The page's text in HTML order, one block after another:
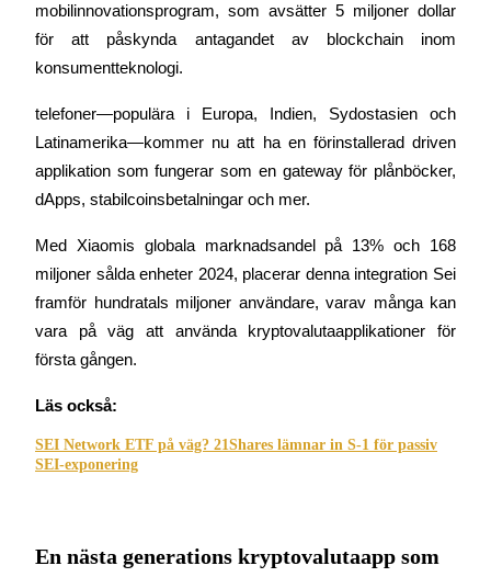
Kopiera Trading
Gå med de bästa handlarna
Bli en Copy Trader
Njut av vinstdelning och kopieringshandelsprovisioner
Information
mobilinnovationsprogram, som avsätter 5 miljoner dollar
för att påskynda antagandet av blockchain inom
konsumentteknologi.
telefoner—populära i Europa, Indien, Sydostasien och
Latinamerika—kommer nu att ha en förinstallerad driven
applikation som fungerar som en gateway för plånböcker,
dApps, stabilcoinsbetalningar och mer.
Med Xiaomis globala marknadsandel på 13% och 168
miljoner sålda enheter 2024, placerar denna integration Sei
framför hundratals miljoner användare, varav många kan
vara på väg att använda kryptovalutaapplikationer för
första gången.
Läs också:
SEI Network ETF på väg? 21Shares lämnar in S-1 för passiv
SEI-exponering
En nästa generations kryptovalutaapp som